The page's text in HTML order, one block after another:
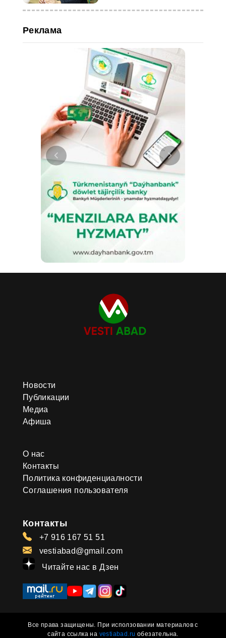
Реклама
Новости
Публикации
Медиа
Афиша
О нас
Контакты
Политика конфиденциалности
Соглашения пользователя
Контакты
+7 916 167 51 51
vestiabad@gmail.com
Читайте нас в Дзен
Все права защищены. При исползовании материалов с
сайта ссылка на vestiabad.ru обезательна.